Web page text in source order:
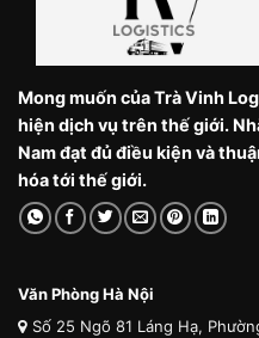
Mong muốn của Trà Vinh
hiện dịch vụ trên thế giới.
Nam đạt đủ điều kiện và
hóa tới thế giới.
Văn Phòng Hà Nội
Số 25 Ngõ 81 Láng Hạ,